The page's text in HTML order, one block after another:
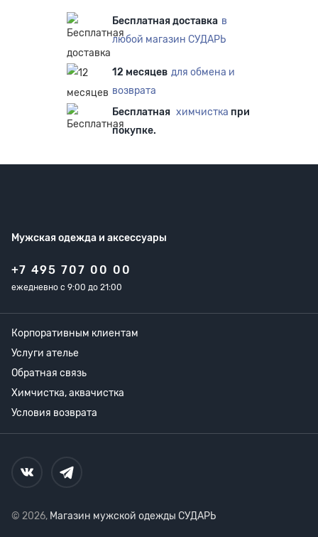
Бесплатная доставка в
любой магазин СУДАРЬ
12 месяцев для обмена и
возврата
Бесплатная химчистка при
покупке.
Мужская одежда и аксессуары
+7 495 707 00 00
ежедневно с 9:00 до 21:00
Корпоративным клиентам
Услуги ателье
Обратная связь
Химчистка, аквачистка
Условия возврата
© 2026, Магазин мужской одежды СУДАРЬ